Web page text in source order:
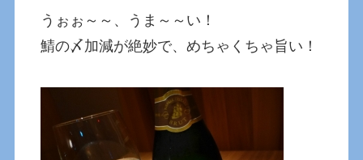
うぉぉ～～、うま～～い！
鯖の〆加減が絶妙で、めちゃくちゃ旨い！